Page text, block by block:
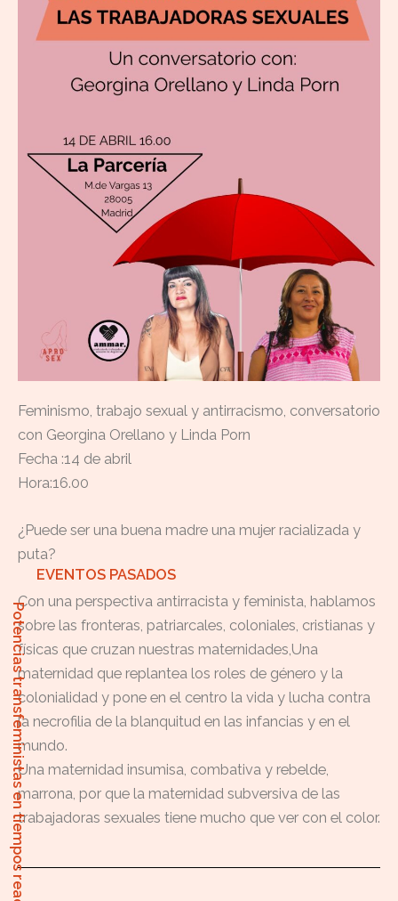
Feminismo, trabajo sexual y antirracismo, conversatorio
con Georgina Orellano y Linda Porn
Fecha :14 de abril
Hora:16.00
¿Puede ser una buena madre una mujer racializada y
puta?
Con una perspectiva antirracista y feminista, hablamos
sobre las fronteras, patriarcales, coloniales, cristianas y
físicas que cruzan nuestras maternidades,Una
maternidad que replantea los roles de género y la
colonialidad y pone en el centro la vida y lucha contra
la necrofilia de la blanquitud en las infancias y en el
mundo.
Una maternidad insumisa, combativa y rebelde,
marrona, por que la maternidad subversiva de las
trabajadoras sexuales tiene mucho que ver con el color.
EVENTOS PASADOS
Potencias transfeministas en tiempos reaccionarios